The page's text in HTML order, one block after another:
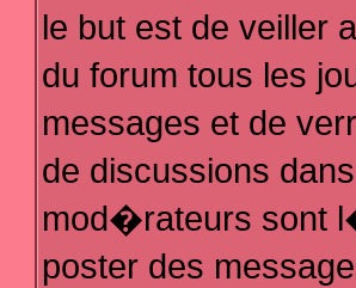
le but est de veiller
du forum tous les
messages et de
de discussions
mod�rateurs sont
poster des